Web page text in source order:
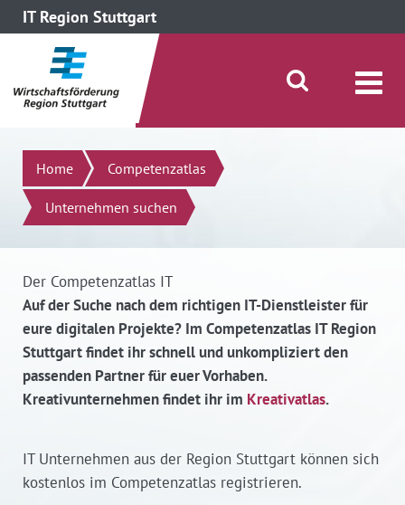
IT Region Stuttgart
direkt zum Inhalt dieser Seite
direkt zum Menü springen
Suche öffnen/schließen
Suchen
Home Competenzatlas
Unternehmen suchen
Der Competenzatlas IT
Auf der Suche nach dem richtigen IT-Dienstleister für
eure digitalen Projekte? Im Competenzatlas IT Region
Stuttgart findet ihr schnell und unkompliziert den
passenden Partner für euer Vorhaben.
Kreativunternehmen findet ihr im Kreativatlas.
IT Unternehmen aus der Region Stuttgart können sich
kostenlos im Competenzatlas registrieren.